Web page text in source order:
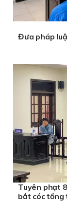
Đưa pháp
Tuyên phạt
bắt cóc tống